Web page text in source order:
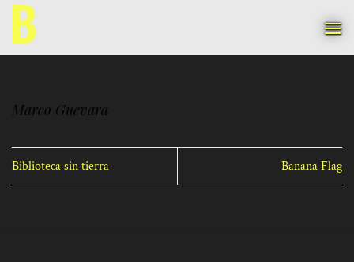
Skip
content
Marco Guevara
Biblioteca sin tierra Banana Flag